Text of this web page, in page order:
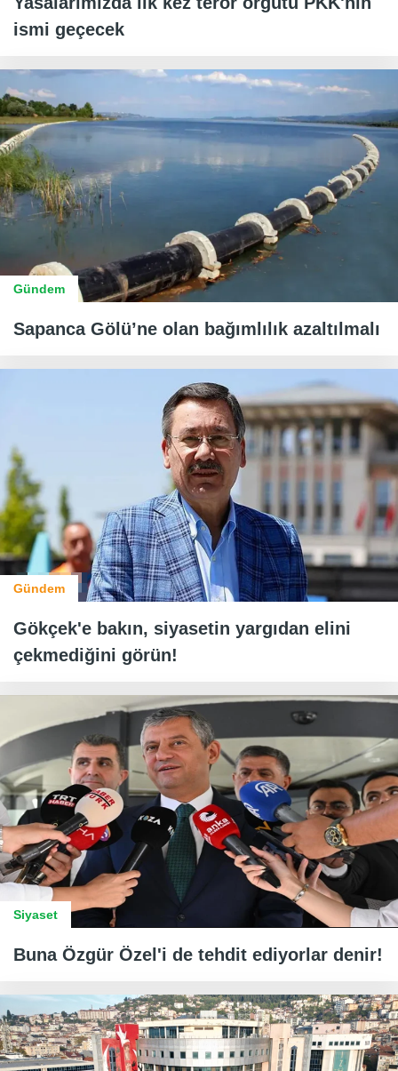
ismi geçecek
Gündem
Sapanca Gölü’ne olan bağımlılık azaltılmalı
Gündem
Gökçek'e bakın, siyasetin yargıdan elini
çekmediğini görün!
Siyaset
Buna Özgür Özel'i de tehdit ediyorlar denir!